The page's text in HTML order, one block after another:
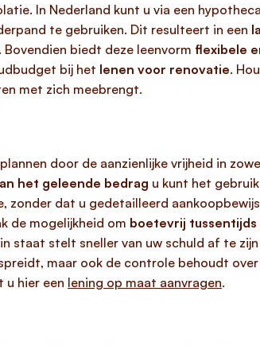
In Nederland kunt u via een
te gebruiken. Dit resulteert in een
biedt deze leenvorm flexibele
bij het lenen voor renovatie.
met zich meebrengt.
door de aanzienlijke vrijheid in
het geleende bedrag u kunt het
zonder dat u gedetailleerd
de mogelijkheid om boetevrij tussentijds
staat stelt sneller van uw schuld af te
maar ook de controle behoudt
u hier een lening op maat aanvragen.